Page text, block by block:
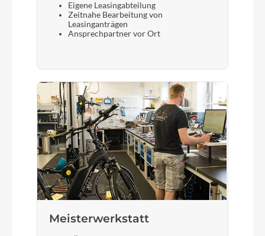
Eigene Leasingabteilung
Zeitnahe Bearbeitung von
Leasinganträgen
Ansprechpartner vor Ort
Meisterwerkstatt